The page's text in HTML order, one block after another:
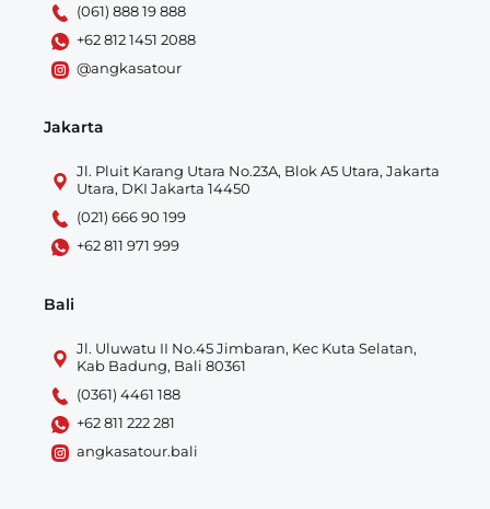
(061) 888 19 888
+62 812 1451 2088
@angkasatour
Jakarta
Jl. Pluit Karang Utara No.23A, Blok A5 Utara, Jakarta
Utara, DKI Jakarta 14450
(021) 666 90 199
+62 811 971 999
Bali
Jl. Uluwatu II No.45 Jimbaran, Kec Kuta Selatan,
Kab Badung, Bali 80361
(0361) 4461 188
+62 811 222 281
angkasatour.bali